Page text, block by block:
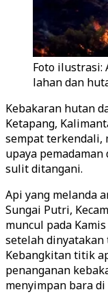
Foto ilustrasi:
lahan dan
Kebakaran hutan
Ketapang,
sempat terkendali,
upaya
sulit ditangani.
Api yang melanda
Sungai Putri,
muncul pada
setelah dinyatakan
Kebangkitan titik
penanganan
menyimpan bara